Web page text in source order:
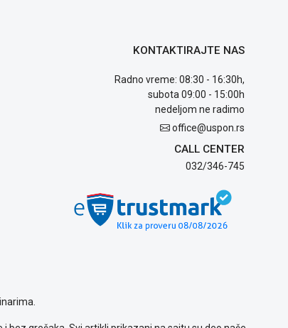
KONTAKTIRAJTE NAS
Radno vreme: 08:30 - 16:30h,
subota 09:00 - 15:00h
nedeljom ne radimo
office@uspon.rs
CALL CENTER
032/346-745